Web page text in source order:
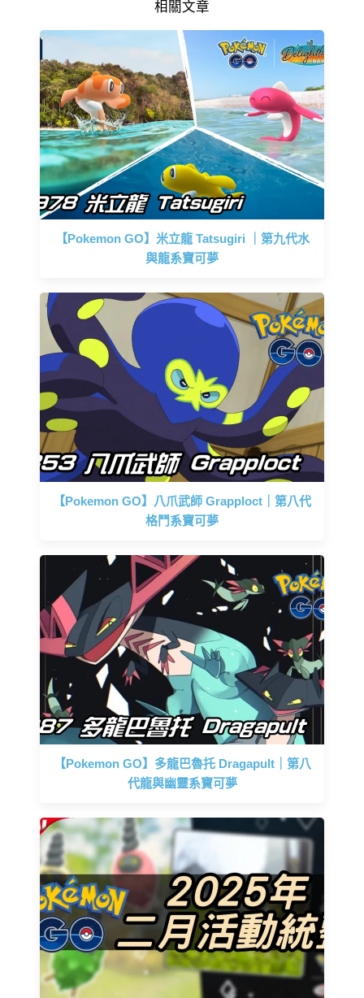
相關文章
【Pokemon GO】米立龍 Tatsugiri ｜第九代水
與龍系寶可夢
【Pokemon GO】八爪武師 Grapploct｜第八代
格鬥系寶可夢
【Pokemon GO】多龍巴魯托 Dragapult｜第八
代龍與幽靈系寶可夢